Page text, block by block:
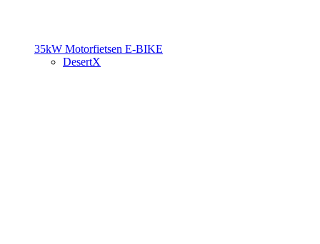
35kW Motorfietsen E-BIKE
DesertX